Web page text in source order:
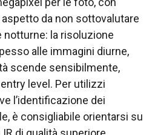
aspetto da non sottovalutare
notturne: la risoluzione
alle immagini diurne,
scende sensibilmente,
level. Per utilizzi
l’identificazione dei
è consigliabile orientarsi su